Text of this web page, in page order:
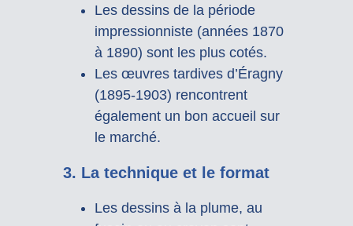
Les dessins de la période
impressionniste (années 1870
à 1890) sont les plus cotés.
Les œuvres tardives d’Éragny
(1895-1903) rencontrent
également un bon accueil sur
le marché.
3. La technique et le format
Les dessins à la plume, au